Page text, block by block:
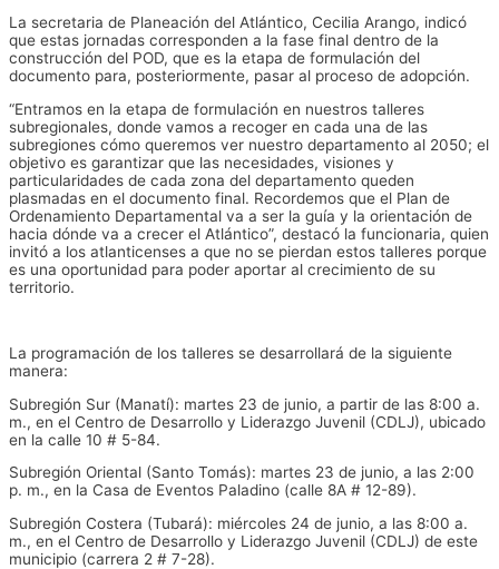
La secretaria de Planeación del Atlántico, Cecilia Arango, indicó
que estas jornadas corresponden a la fase final dentro de la
construcción del POD, que es la etapa de formulación del
documento para, posteriormente, pasar al proceso de adopción.
“Entramos en la etapa de formulación en nuestros talleres
subregionales, donde vamos a recoger en cada una de las
subregiones cómo queremos ver nuestro departamento al 2050; el
objetivo es garantizar que las necesidades, visiones y
particularidades de cada zona del departamento queden
plasmadas en el documento final. Recordemos que el Plan de
Ordenamiento Departamental va a ser la guía y la orientación de
hacia dónde va a crecer el Atlántico”, destacó la funcionaria, quien
invitó a los atlanticenses a que no se pierdan estos talleres porque
es una oportunidad para poder aportar al crecimiento de su
territorio.
La programación de los talleres se desarrollará de la siguiente
manera:
Subregión Sur (Manatí): martes 23 de junio, a partir de las 8:00 a.
m., en el Centro de Desarrollo y Liderazgo Juvenil (CDLJ), ubicado
en la calle 10 # 5-84.
Subregión Oriental (Santo Tomás): martes 23 de junio, a las 2:00
p. m., en la Casa de Eventos Paladino (calle 8A # 12-89).
Subregión Costera (Tubará): miércoles 24 de junio, a las 8:00 a.
m., en el Centro de Desarrollo y Liderazgo Juvenil (CDLJ) de este
municipio (carrera 2 # 7-28).